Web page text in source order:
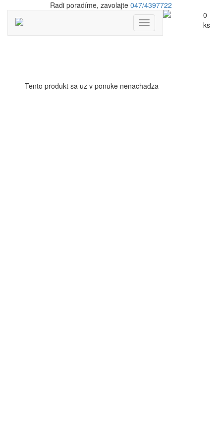
Radi poradíme, zavolajte 047/4397722
Menu
0
ks
Tento produkt sa uz v ponuke nenachadza